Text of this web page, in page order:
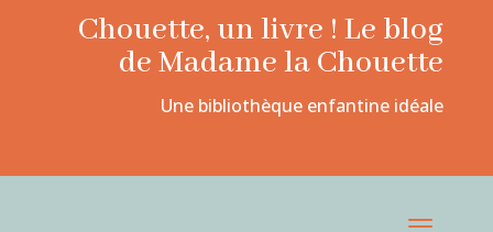
Chouette, un livre ! Le blog
de Madame la Chouette
Une bibliothèque enfantine idéale